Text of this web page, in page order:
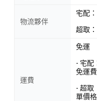
物流夥伴
宅配
超取
運費
免運
- 宅配
免運費
- 超取
單價